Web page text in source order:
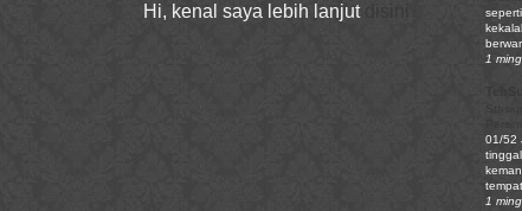
Hi, kenal saya lebih lanjut
1
01/52
1